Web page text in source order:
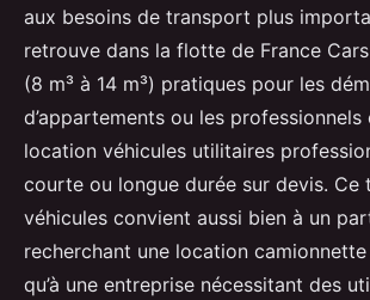
aux besoins de transport plus
retrouve dans la flotte de France
(8 m³ à 14 m³) pratiques pour les
d’appartements ou les professionnels
location véhicules utilitaires
courte ou longue durée sur devis. Ce
véhicules convient aussi bien à un
recherchant une location
qu’à une entreprise nécessitant des